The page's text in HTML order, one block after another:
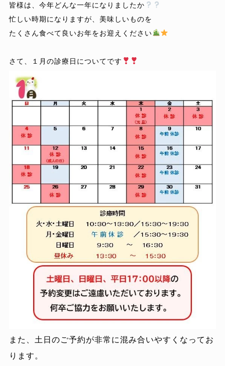
皆様は、今年どんな一年になりましたか
忙しい時期になりますが、美味しいものを
たくさん食べて良いお年をお迎えください
さて、１月の診療日についてです
また、土日のご予約が非常に混み合いやすくなってお
ります。